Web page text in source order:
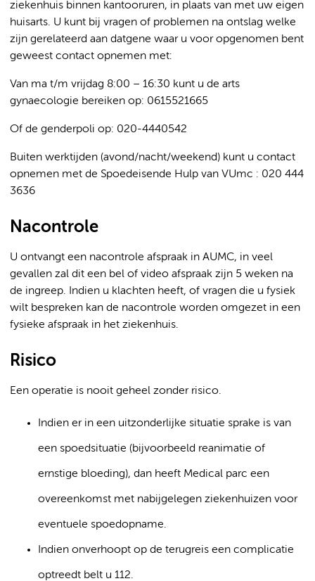
ziekenhuis binnen kantooruren, in plaats van met uw eigen
huisarts. U kunt bij vragen of problemen na ontslag welke
zijn gerelateerd aan datgene waar u voor opgenomen bent
geweest contact opnemen met:
Van ma t/m vrijdag 8:00 – 16:30 kunt u de arts
gynaecologie bereiken op: 0615521665
Of de genderpoli op: 020-4440542
Buiten werktijden (avond/nacht/weekend) kunt u contact
opnemen met de Spoedeisende Hulp van VUmc : 020 444
3636
Nacontrole
U ontvangt een nacontrole afspraak in AUMC, in veel
gevallen zal dit een bel of video afspraak zijn 5 weken na
de ingreep. Indien u klachten heeft, of vragen die u fysiek
wilt bespreken kan de nacontrole worden omgezet in een
fysieke afspraak in het ziekenhuis.
Risico
Een operatie is nooit geheel zonder risico.
Indien er in een uitzonderlijke situatie sprake is van
een spoedsituatie (bijvoorbeeld reanimatie of
ernstige bloeding), dan heeft Medical parc een
overeenkomst met nabijgelegen ziekenhuizen voor
eventuele spoedopname.
Indien onverhoopt op de terugreis een complicatie
optreedt belt u 112.